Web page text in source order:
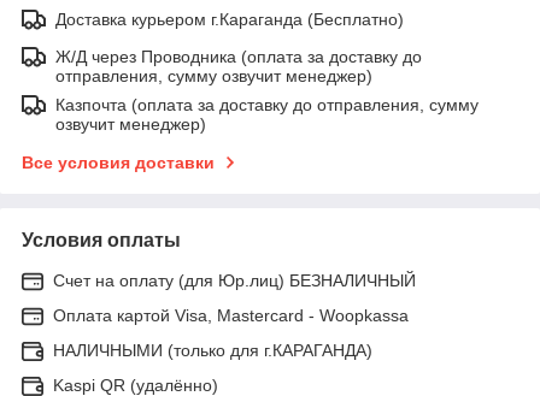
Доставка курьером г.Караганда (Бесплатно)
Ж/Д через Проводника (оплата за доставку до
отправления, сумму озвучит менеджер)
Казпочта (оплата за доставку до отправления, сумму
озвучит менеджер)
Все условия доставки
Условия оплаты
Счет на оплату (для Юр.лиц) БЕЗНАЛИЧНЫЙ
Оплата картой Visa, Mastercard - Woopkassa
НАЛИЧНЫМИ (только для г.КАРАГАНДА)
Kaspi QR (удалённо)